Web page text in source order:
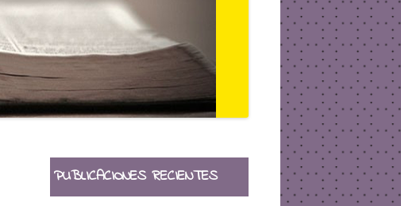
PUBLICACIONES RECIENTES